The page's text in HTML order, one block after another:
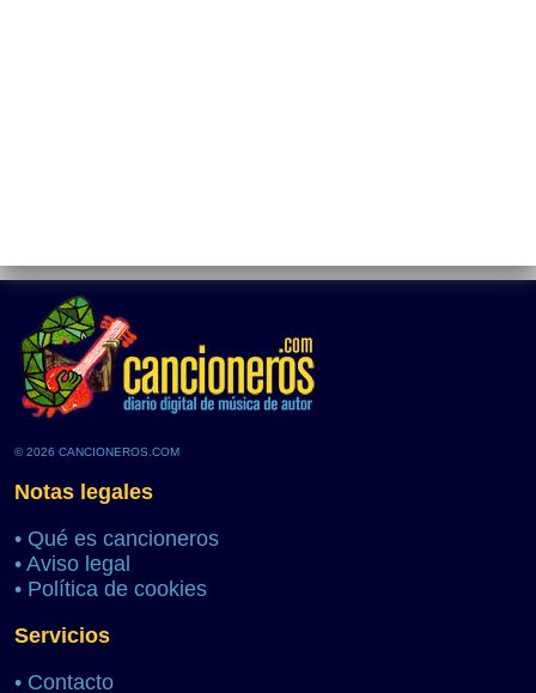
© 2026 CANCIONEROS.COM
Notas legales
• Qué es cancioneros
• Aviso legal
• Política de cookies
Servicios
• Contacto